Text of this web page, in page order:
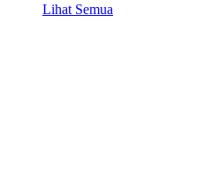
Lihat Semua